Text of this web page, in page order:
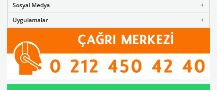
Sosyal Medya
Uygulamalar